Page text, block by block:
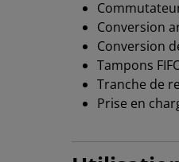
Conversion
Conversion
Tampons
Tranche de
Prise en